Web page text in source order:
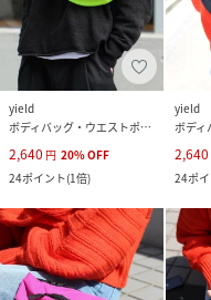
yield
ボディバッグ・ウエストポーチ
2,640 円 20%OFF
24ポイント(1倍)
yield
2,640
24ポ